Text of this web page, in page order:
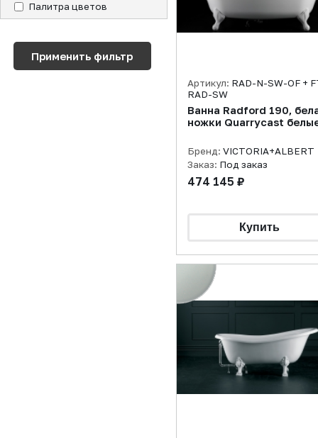
Палитра цветов
Артикул: RAD-N-SW-OF +
RAD-SW
Ванна Radford 190,
ножки Quarrycast
Бренд: VICTORIA+ALBERT
Заказ: Под заказ
474 145 ₽